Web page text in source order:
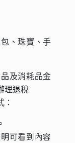
、珠寶、手
及消耗品金
理退稅
可看到內容